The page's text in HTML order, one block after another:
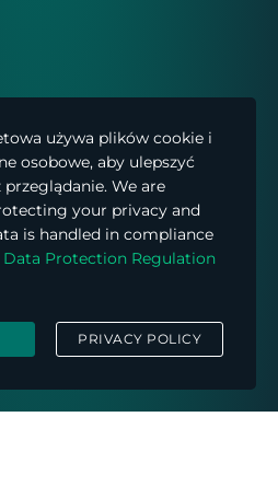
używa plików cookie i
osobowe, aby ulepszyć
przeglądanie. We are
your privacy and
is handled in compliance
Data Protection Regulation
PRIVACY POLICY